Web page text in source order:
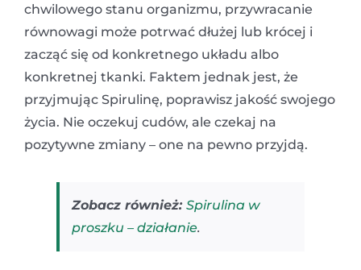
chwilowego stanu organizmu, przywracanie
równowagi może potrwać dłużej lub krócej i
zacząć się od konkretnego układu albo
konkretnej tkanki. Faktem jednak jest, że
przyjmując Spirulinę, poprawisz jakość swojego
życia. Nie oczekuj cudów, ale czekaj na
pozytywne zmiany – one na pewno przyjdą.
Zobacz również: Spirulina w
proszku – działanie.